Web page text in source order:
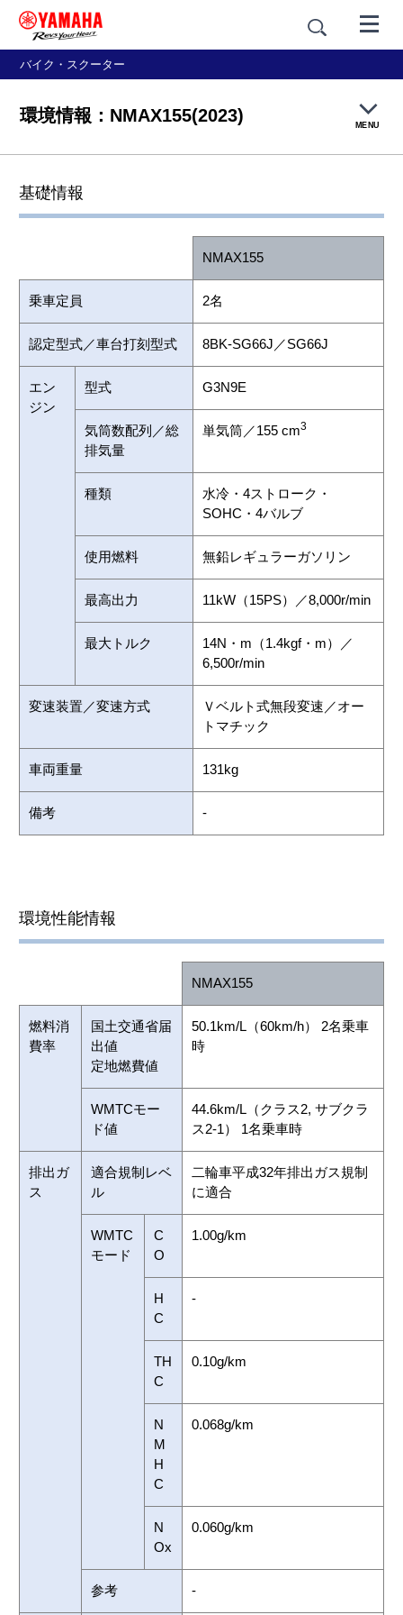
バイク・スクーター
環境情報：NMAX155(2023) MENU
価格・仕様
アクセサリー
Webカタログ
基礎情報
NMAX155
乗車定員 2名
認定型式／車台打刻型式 8BK-SG66J／SG66J
エン
ジン
型式 G3N9E
気筒数配列／総
排気量
単気筒／155 cm3
種類
水冷・4ストローク・
SOHC・4バルブ
使用燃料 無鉛レギュラーガソリン
最高出力 11kW（15PS）／8,000r/min
最大トルク
14N・m（1.4kgf・m）／
6,500r/min
変速装置／変速方式
Ｖベルト式無段変速／オー
トマチック
車両重量 131kg
備考 -
環境性能情報
NMAX155
燃料消
費率
国土交通省届
出値
定地燃費値
50.1km/L（60km/h） 2名乗車
時
WMTCモー
ド値
44.6km/L（クラス2, サブクラ
ス2-1） 1名乗車時
排出ガ
ス
適合規制レベ
ル
二輪車平成32年排出ガス規制
に適合
WMTC
モード
C
O
1.00g/km
H
C
-
TH
C
0.10g/km
N
M
H
C
0.068g/km
N
Ox
0.060g/km
参考 -